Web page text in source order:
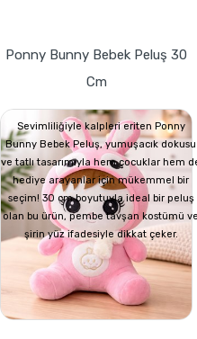
Ponny Bunny Bebek Peluş 30
Cm
Sevimliliğiyle kalpleri eriten Ponny
Bunny Bebek Peluş, yumuşacık dokusu
ve tatlı tasarımıyla hem çocuklar hem
hediye arayanlar için mükemmel bir
seçim! 30 cm boyutuyla ideal bir peluş
olan bu ürün, pembe tavşan kostümü
şirin yüz ifadesiyle dikkat çeker.